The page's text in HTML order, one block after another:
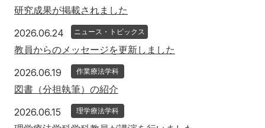
研究成果が掲載されました
2026.06.24 2026年6月24日
ニュース・トピックス
教員からのメッセージを更新しました
2026.06.19 2026年6月19日
作業療法学科
図書（分担執筆）の紹介
2026.06.15 2026年6月15日
理学療法学科